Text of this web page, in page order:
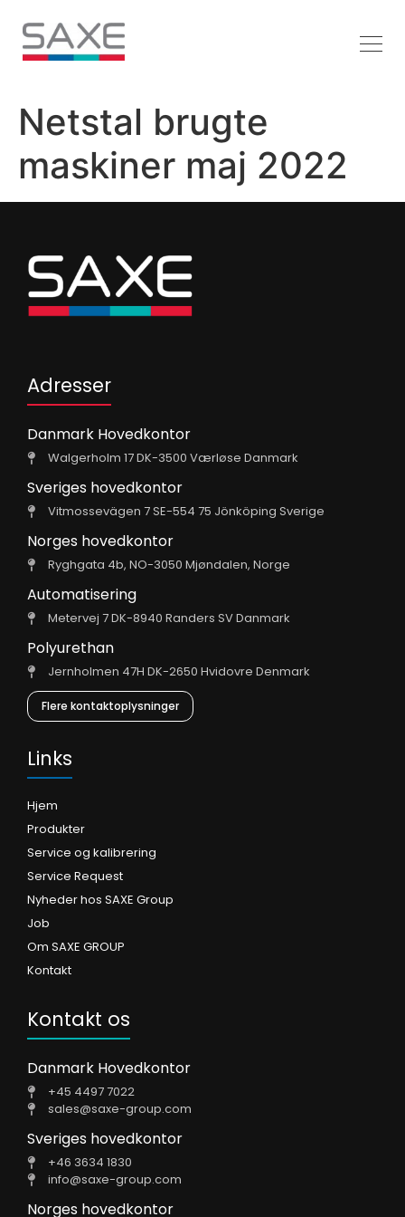
Netstal brugte
maskiner maj 2022
Adresser
Danmark Hovedkontor
Walgerholm 17 DK-3500 Værløse Danmark
Sveriges hovedkontor
Vitmossevägen 7 SE-554 75 Jönköping Sverige
Norges hovedkontor
Ryghgata 4b, NO-3050 Mjøndalen, Norge
Automatisering
Metervej 7 DK-8940 Randers SV Danmark
Polyurethan
Jernholmen 47H DK-2650 Hvidovre Denmark
Flere kontaktoplysninger
Links
Hjem
Produkter
Service og kalibrering
Service Request
Nyheder hos SAXE Group
Job
Om SAXE GROUP
Kontakt
Kontakt os
Danmark Hovedkontor
+45 4497 7022
sales@saxe-group.com
Sveriges hovedkontor
+46 3634 1830
info@saxe-group.com
Norges hovedkontor